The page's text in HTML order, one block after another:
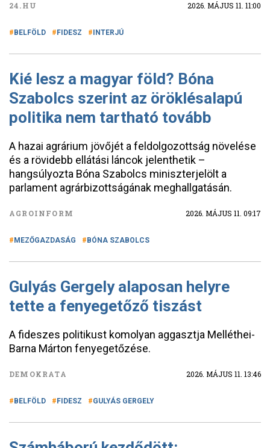
24.HU 2026. MÁJUS 11. 11:00
BELFÖLD FIDESZ INTERJÚ
Kié lesz a magyar föld? Bóna
Szabolcs szerint az öröklésalapú
politika nem tartható tovább
A hazai agrárium jövőjét a feldolgozottság növelése
és a rövidebb ellátási láncok jelenthetik –
hangsúlyozta Bóna Szabolcs miniszterjelölt a
parlament agrárbizottságának meghallgatásán.
AGROINFORM 2026. MÁJUS 11. 09:17
MEZŐGAZDASÁG BÓNA SZABOLCS
Gulyás Gergely alaposan helyre
tette a fenyegetőző tiszást
A fideszes politikust komolyan aggasztja Melléthei-
Barna Márton fenyegetőzése.
DEMOKRATA 2026. MÁJUS 11. 13:46
BELFÖLD FIDESZ GULYÁS GERGELY